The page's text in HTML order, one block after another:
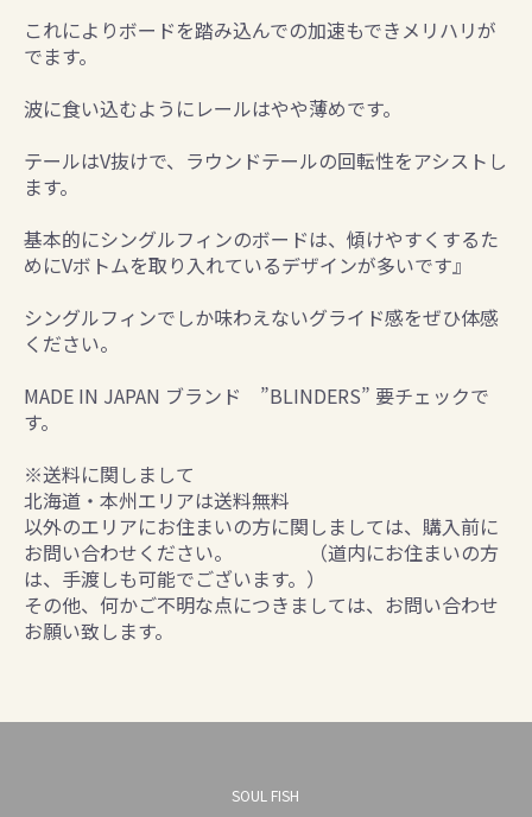
これによりボードを踏み込んでの加速もできメリハリが
でます。
波に食い込むようにレールはやや薄めです。
テールはV抜けで、ラウンドテールの回転性をアシストし
ます。
基本的にシングルフィンのボードは、傾けやすくするた
めにVボトムを取り入れているデザインが多いです』
シングルフィンでしか味わえないグライド感をぜひ体感
ください。
MADE IN JAPAN ブランド ”BLINDERS” 要チェックで
す。
※送料に関しまして
北海道・本州エリアは送料無料
以外のエリアにお住まいの方に関しましては、購入前に
お問い合わせください。 （道内にお住まいの方
は、手渡しも可能でございます。）
その他、何かご不明な点につきましては、お問い合わせ
お願い致します。
SOUL FISH